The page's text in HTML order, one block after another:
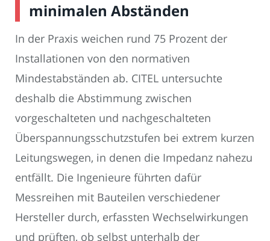
minimalen Abständen
In der Praxis weichen rund 75 Prozent der
Installationen von den normativen
Mindestabständen ab. CITEL untersuchte
deshalb die Abstimmung zwischen
vorgeschalteten und nachgeschalteten
Überspannungsschutzstufen bei extrem kurzen
Leitungswegen, in denen die Impedanz nahezu
entfällt. Die Ingenieure führten dafür
Messreihen mit Bauteilen verschiedener
Hersteller durch, erfassten Wechselwirkungen
und prüften, ob selbst unterhalb der